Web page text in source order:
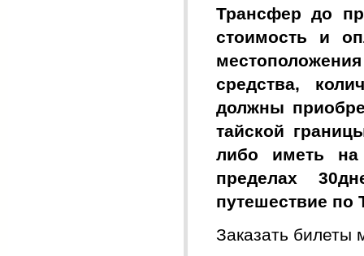
Трансфер до
стоимость и
средства,
должны
тайской
либо иметь
пределах
путешествие по
Заказать билеты